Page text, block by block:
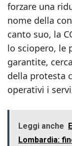
forzare una
nome della
canto suo, la
lo sciopero, le
garantite,
della protesta
operativi i
Leggi anche
Lombardia: